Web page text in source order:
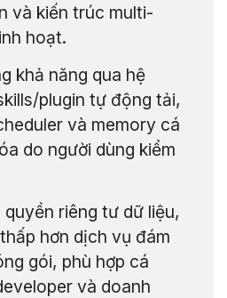
và kiến trúc multi-
hoạt.
khả năng qua hệ
plugin tự động tải,
và memory cá
do người dùng kiểm
quyền riêng tư dữ liệu,
hơn dịch vụ đám
gói, phù hợp cá
và doanh